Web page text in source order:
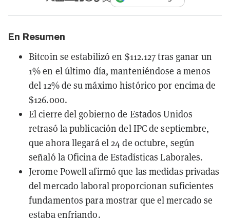
En Resumen
Bitcoin se estabilizó en $112.127 tras ganar un
1% en el último día, manteniéndose a menos
del 12% de su máximo histórico por encima de
$126.000.
El cierre del gobierno de Estados Unidos
retrasó la publicación del IPC de septiembre,
que ahora llegará el 24 de octubre, según
señaló la Oficina de Estadísticas Laborales.
Jerome Powell afirmó que las medidas privadas
del mercado laboral proporcionan suficientes
fundamentos para mostrar que el mercado se
estaba enfriando.